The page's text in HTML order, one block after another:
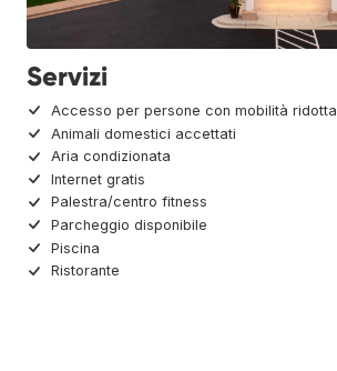
Servizi
Accesso per persone con mobilità ridotta
Animali domestici accettati
Aria condizionata
Internet gratis
Palestra/centro fitness
Parcheggio disponibile
Piscina
Ristorante